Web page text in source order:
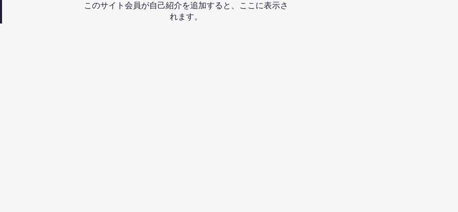
このサイト会員が自己紹介を追加すると、ここに表示さ
れます。